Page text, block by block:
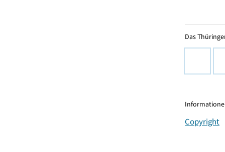
Das
Copyright